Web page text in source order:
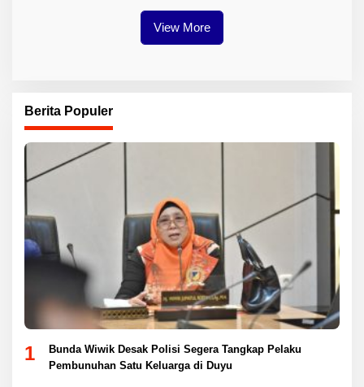
View More
Berita Populer
1
Bunda Wiwik Desak Polisi Segera Tangkap Pelaku
Pembunuhan Satu Keluarga di Duyu